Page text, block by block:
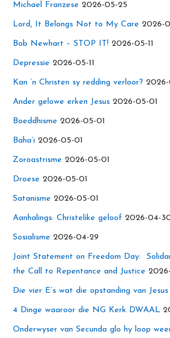
Michael Franzese 2026-05-25
Lord, It Belongs Not to My Care 2026-
Bob Newhart – STOP IT! 2026-05-11
Depressie 2026-05-11
Kan ’n Christen sy redding verloor? 2026-
Ander gelowe erken Jesus 2026-05-01
Boeddhisme 2026-05-01
Baha’i 2026-05-01
Zoroastrisme 2026-05-01
Droese 2026-05-01
Satanisme 2026-05-01
Aanhalings: Christelike geloof 2026-04-
Sosialisme 2026-04-29
Joint Statement on Freedom Day:
the Call to Repentance and Justice
Die vier E’s wat die opstanding van
4 Dinge waaroor die NG Kerk DWAAL
Onderwyser van Secunda glo hy loop